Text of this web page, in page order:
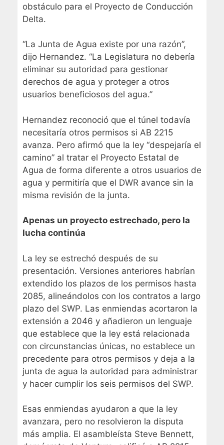
obstáculo para el Proyecto de Conducción
Delta.
“La Junta de Agua existe por una razón”,
dijo Hernandez. “La Legislatura no debería
eliminar su autoridad para gestionar
derechos de agua y proteger a otros
usuarios beneficiosos del agua.”
Hernandez reconoció que el túnel todavía
necesitaría otros permisos si AB 2215
avanza. Pero afirmó que la ley “despejaría el
camino” al tratar el Proyecto Estatal de
Agua de forma diferente a otros usuarios de
agua y permitiría que el DWR avance sin la
misma revisión de la junta.
Apenas un proyecto estrechado, pero la
lucha continúa
La ley se estrechó después de su
presentación. Versiones anteriores habrían
extendido los plazos de los permisos hasta
2085, alineándolos con los contratos a largo
plazo del SWP. Las enmiendas acortaron la
extensión a 2046 y añadieron un lenguaje
que establece que la ley está relacionada
con circunstancias únicas, no establece un
precedente para otros permisos y deja a la
junta de agua la autoridad para administrar
y hacer cumplir los seis permisos del SWP.
Esas enmiendas ayudaron a que la ley
avanzara, pero no resolvieron la disputa
más amplia. El asambleísta Steve Bennett,